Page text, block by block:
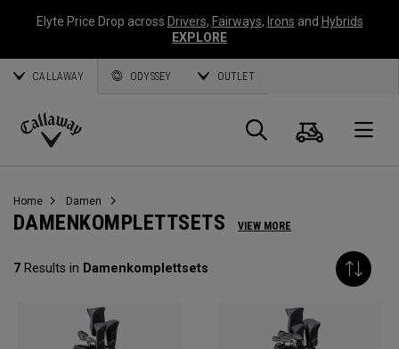
Elyte Price Drop across Drivers, Fairways, Irons and Hybrids
EXPLORE
CALLAWAY ODYSSEY OUTLET
Callaway
Suche
Home Damen
DAMENKOMPLETTSETS VIEW MORE
7 Results in Damenkomplettsets